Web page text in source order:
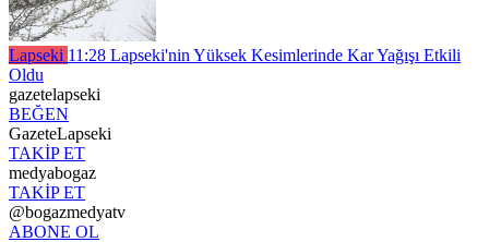
Lapseki 11:28 Lapseki'nin Yüksek Kesimlerinde Kar Yağışı Etkili
Oldu
gazetelapseki
BEĞEN
GazeteLapseki
TAKİP ET
medyabogaz
TAKİP ET
@bogazmedyatv
ABONE OL